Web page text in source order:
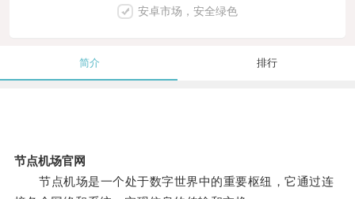
安卓市场，安全绿色
简介 排行
节点机场官网
节点机场是一个处于数字世界中的重要枢纽，它通过连